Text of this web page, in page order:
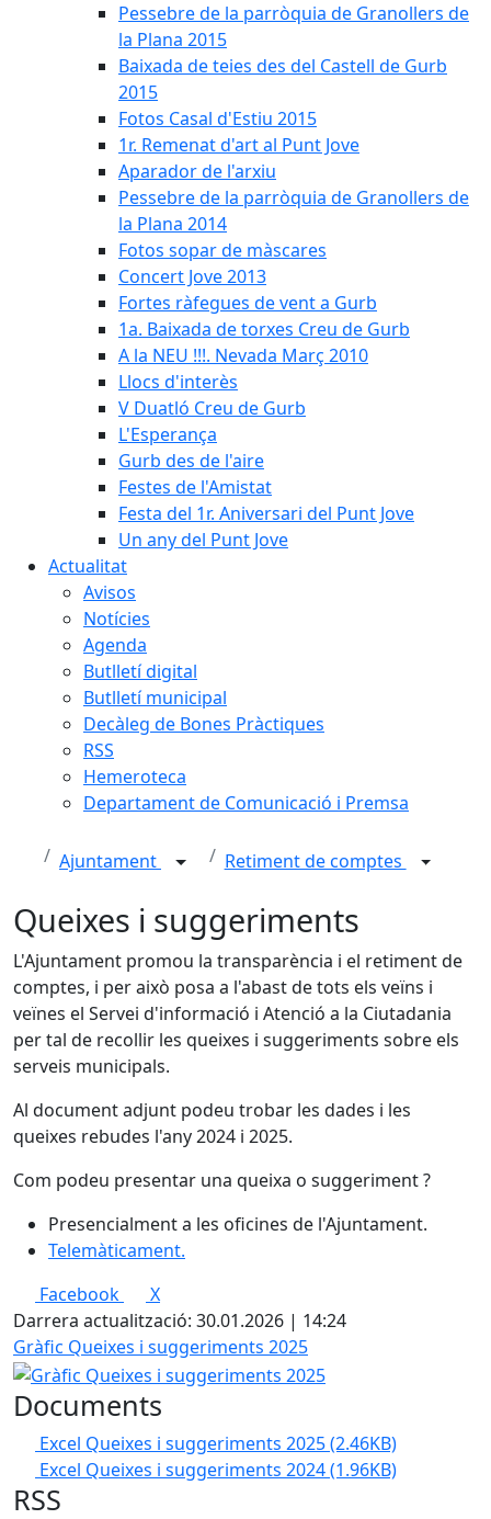
Pessebre de la parròquia de Granollers de
la Plana 2015
Baixada de teies des del Castell de Gurb
2015
Fotos Casal d'Estiu 2015
1r. Remenat d'art al Punt Jove
Aparador de l'arxiu
Pessebre de la parròquia de Granollers de
la Plana 2014
Fotos sopar de màscares
Concert Jove 2013
Fortes ràfegues de vent a Gurb
1a. Baixada de torxes Creu de Gurb
A la NEU !!!. Nevada Març 2010
Llocs d'interès
V Duatló Creu de Gurb
L'Esperança
Gurb des de l'aire
Festes de l'Amistat
Festa del 1r. Aniversari del Punt Jove
Un any del Punt Jove
Actualitat
Avisos
Notícies
Agenda
Butlletí digital
Butlletí municipal
Decàleg de Bones Pràctiques
RSS
Hemeroteca
Departament de Comunicació i Premsa
Ajuntament Retiment de comptes
Queixes i suggeriments
L'Ajuntament promou la transparència i el retiment de
comptes, i per això posa a l'abast de tots els veïns i
veïnes el Servei d'informació i Atenció a la Ciutadania
per tal de recollir les queixes i suggeriments sobre els
serveis municipals.
Al document adjunt podeu trobar les dades i les
queixes rebudes l'any 2024 i 2025.
Com podeu presentar una queixa o suggeriment ?
Presencialment a les oficines de l'Ajuntament.
Telemàticament.
Facebook
X
Darrera actualització: 30.01.2026 | 14:24
Gràfic Queixes i suggeriments 2025
Documents
Excel Queixes i suggeriments 2025(2.46KB)
Excel Queixes i suggeriments 2024(1.96KB)
RSS